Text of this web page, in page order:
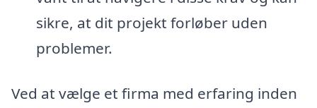
sikre, at dit projekt forløber uden
problemer.
Ved at vælge et firma med erfaring inden